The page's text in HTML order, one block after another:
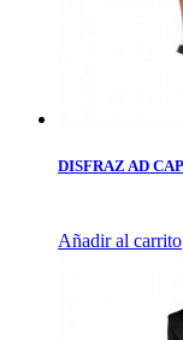
DISFRAZ AD
Añadir al carrito